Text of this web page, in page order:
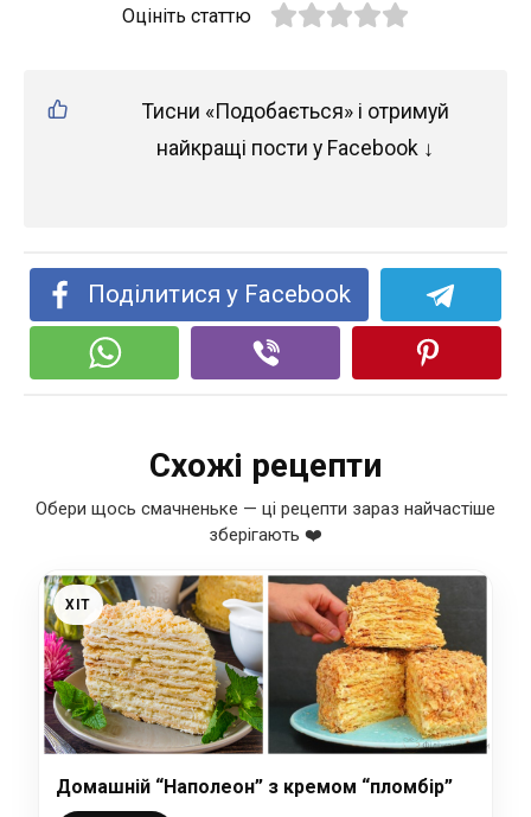
Оцініть статтю
Тисни «Подобається» і отримуй
найкращі пости у Facebook ↓
Поділитися у Facebook
Схожі рецепти
Обери щось смачненьке — ці рецепти зараз найчастіше
зберігають ❤️
ХІТ
Домашній “Наполеон” з кремом “пломбір”